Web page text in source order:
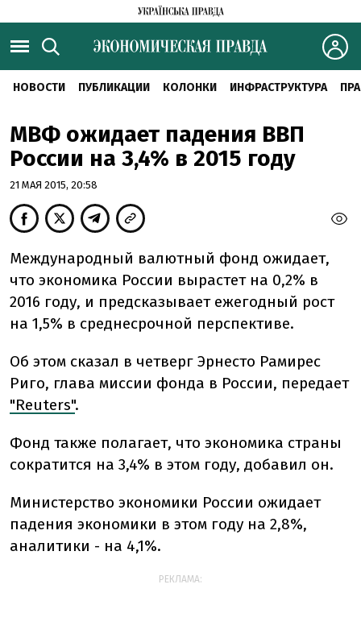
НОВОСТИ ПУБЛИКАЦИИ КОЛОНКИ ИНФРАСТРУКТУРА
МВФ ожидает падения ВВП
России на 3,4% в 2015 году
21 МАЯ 2015, 20:58
Международный валютный фонд ожидает,
что экономика России вырастет на 0,2% в
2016 году, и предсказывает ежегодный рост
на 1,5% в среднесрочной перспективе.
Об этом сказал в четверг Эрнесто Рамирес
Риго, глава миссии фонда в России, передает
"Reuters".
Фонд также полагает, что экономика страны
сократится на 3,4% в этом году, добавил он.
Министерство экономики России ожидает
падения экономики в этом году на 2,8%,
аналитики - на 4,1%.
РЕКЛАМА: